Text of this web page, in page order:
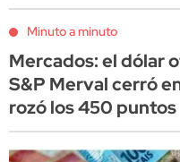
Minuto a minuto
Mercados: el dólar
S&P Merval cerró
rozó los 450 puntos